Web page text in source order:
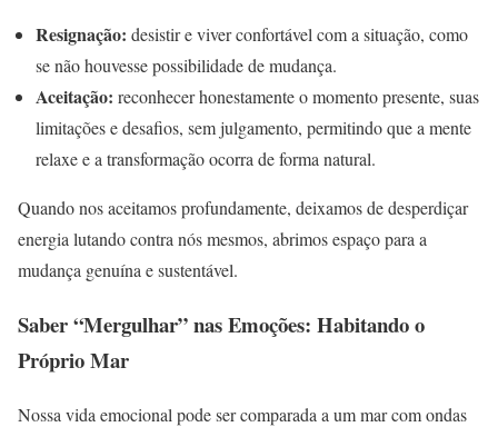
Resignação: desistir e viver confortável com a situação, como
se não houvesse possibilidade de mudança.
Aceitação: reconhecer honestamente o momento presente, suas
limitações e desafios, sem julgamento, permitindo que a mente
relaxe e a transformação ocorra de forma natural.
Quando nos aceitamos profundamente, deixamos de desperdiçar
energia lutando contra nós mesmos, abrimos espaço para a
mudança genuína e sustentável.
Saber “Mergulhar” nas Emoções: Habitando o
Próprio Mar
Nossa vida emocional pode ser comparada a um mar com ondas